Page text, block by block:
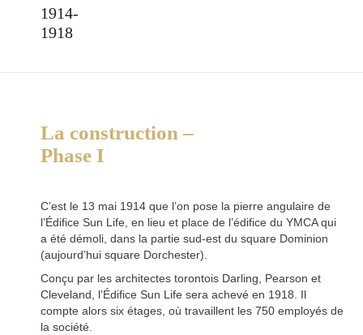
1914-
1918
La construction –
Phase I
C’est le 13 mai 1914 que l’on pose la pierre angulaire de
l’Édifice Sun Life, en lieu et place de l’édifice du YMCA qui
a été démoli, dans la partie sud-est du square Dominion
(aujourd’hui square Dorchester).
Conçu par les architectes torontois Darling, Pearson et
Cleveland, l’Édifice Sun Life sera achevé en 1918. Il
compte alors six étages, où travaillent les 750 employés de
la société.